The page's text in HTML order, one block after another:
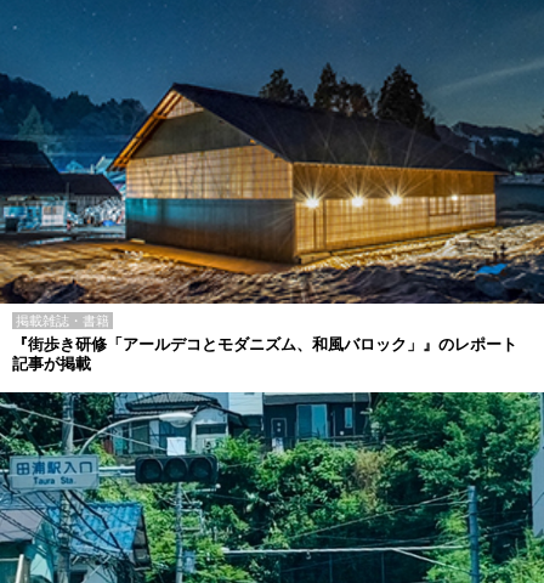
掲載雑誌・書籍
『街歩き研修「アールデコとモダニズム、和風バロック」』のレポート
記事が掲載